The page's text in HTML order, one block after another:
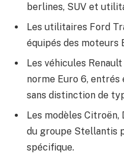
berlines, SUV et
Les utilitaires Ford
équipés des moteurs
Les véhicules
norme Euro 6, entrés
sans distinction de
Les modèles Citroën,
du groupe Stellantis
spécifique.